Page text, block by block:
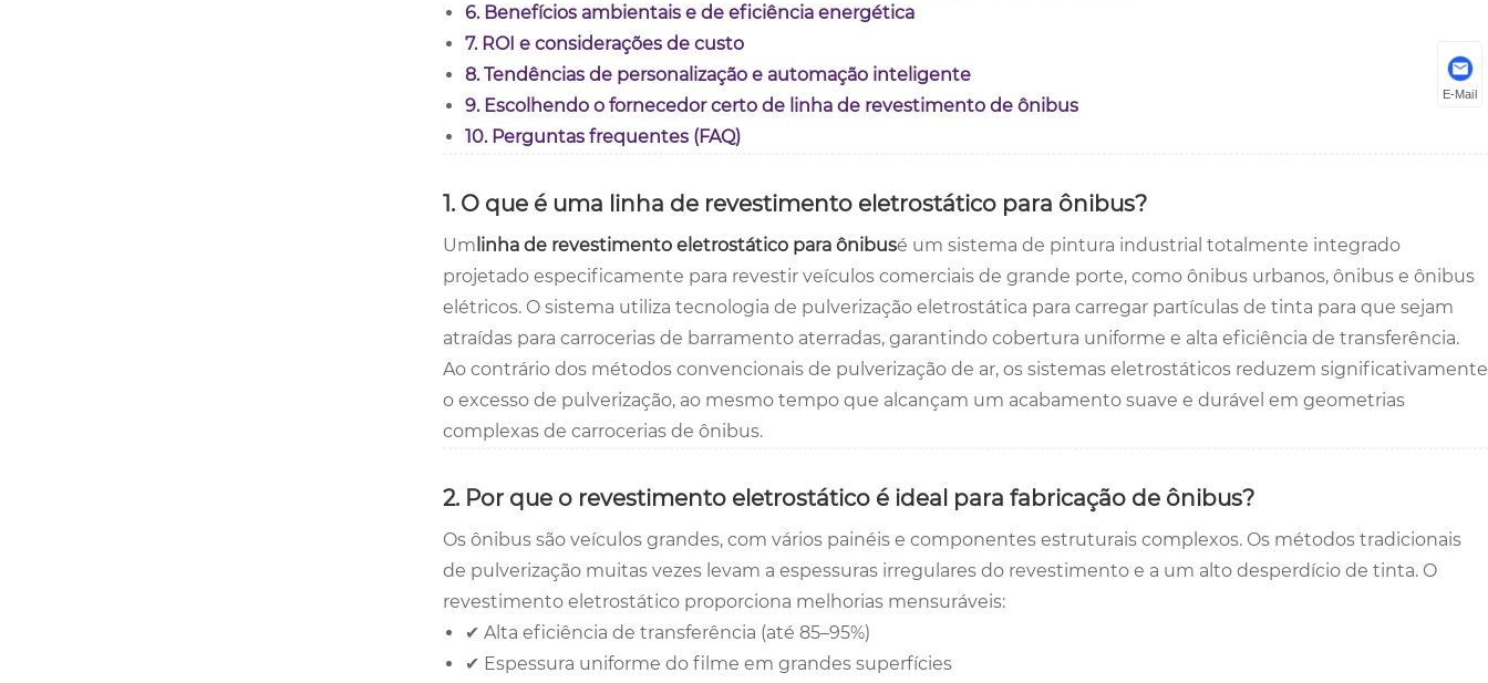
6. Benefícios ambientais e de eficiência energética
7. ROI e considerações de custo
8. Tendências de personalização e automação inteligente
9. Escolhendo o fornecedor certo de linha de revestimento de ônibus
10. Perguntas frequentes (FAQ)
1. O que é uma linha de revestimento eletrostático para ônibus?
Um linha de revestimento eletrostático para ônibusé um sistema de pintura industrial totalmente integrado
projetado especificamente para revestir veículos comerciais de grande porte, como ônibus urbanos, ônibus e ônibus
elétricos. O sistema utiliza tecnologia de pulverização eletrostática para carregar partículas de tinta para que sejam
atraídas para carrocerias de barramento aterradas, garantindo cobertura uniforme e alta eficiência de transferência.
Ao contrário dos métodos convencionais de pulverização de ar, os sistemas eletrostáticos reduzem significativamente
o excesso de pulverização, ao mesmo tempo que alcançam um acabamento suave e durável em geometrias
complexas de carrocerias de ônibus.
2. Por que o revestimento eletrostático é ideal para fabricação de ônibus?
Os ônibus são veículos grandes, com vários painéis e componentes estruturais complexos. Os métodos tradicionais
de pulverização muitas vezes levam a espessuras irregulares do revestimento e a um alto desperdício de tinta. O
revestimento eletrostático proporciona melhorias mensuráveis:
✔ Alta eficiência de transferência (até 85–95%)
✔ Espessura uniforme do filme em grandes superfícies
E-Mail